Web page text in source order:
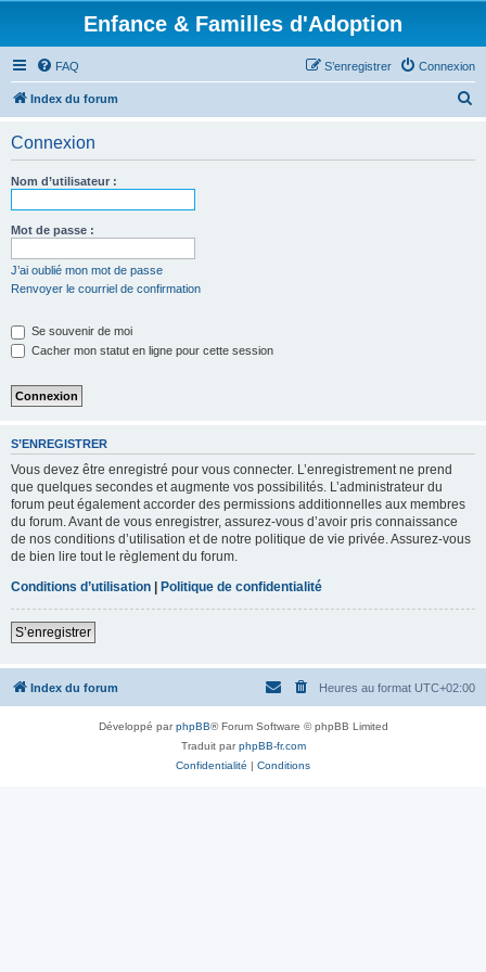
Enfance & Familles d'Adoption
FAQ Connexion
S’enregistrer
Index du forum
Connexion
Nom d’utilisateur :
Mot de passe :
J’ai oublié mon mot de passe
Renvoyer le courriel de confirmation
Se souvenir de moi
Cacher mon statut en ligne pour cette session
S’ENREGISTRER
Vous devez être enregistré pour vous connecter. L’enregistrement ne prend
que quelques secondes et augmente vos possibilités. L’administrateur du
forum peut également accorder des permissions additionnelles aux membres
du forum. Avant de vous enregistrer, assurez-vous d’avoir pris connaissance
de nos conditions d’utilisation et de notre politique de vie privée. Assurez-vous
de bien lire tout le règlement du forum.
Conditions d’utilisation | Politique de confidentialité
S’enregistrer
Index du forum Heures au format UTC+02:00
Développé parphpBB® Forum Software © phpBB Limited
Traduit parphpBB-fr.com
Confidentialité | Conditions